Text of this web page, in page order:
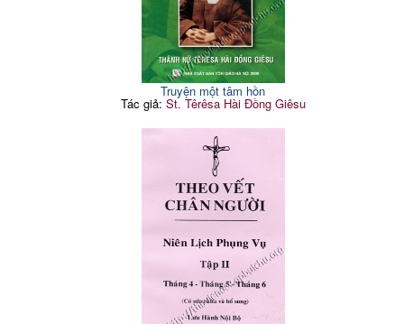
Truyện một tâm hồn
Tác giả: St. Têrêsa Hài Đồng Giêsu